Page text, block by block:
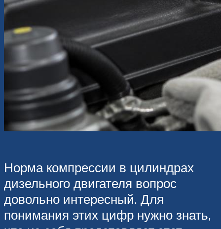
Норма компрессии в цилиндрах
дизельного двигателя вопрос
довольно интересный. Для
понимания этих цифр нужно знать,